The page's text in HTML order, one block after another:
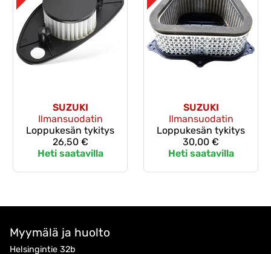
SUZUKI
Ilmansuodatin
Loppukesän tykitys
26,50 €
Heti saatavilla
SUZUKI
Ilmansuodatin
Loppukesän tykitys
30,00 €
Heti saatavilla
Myymälä ja huolto
Helsingintie 32b